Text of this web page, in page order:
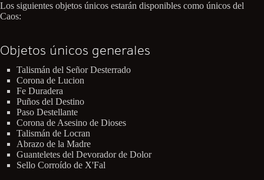
Los siguientes objetos únicos estarán disponibles como únicos del
Caos:
Objetos únicos generales
Talismán del Señor Desterrado
Corona de Lucion
Fe Duradera
Puños del Destino
Paso Destellante
Corona de Asesino de Dioses
Talismán de Locran
Abrazo de la Madre
Guanteletes del Devorador de Dolor
Sello Corroído de X'Fal